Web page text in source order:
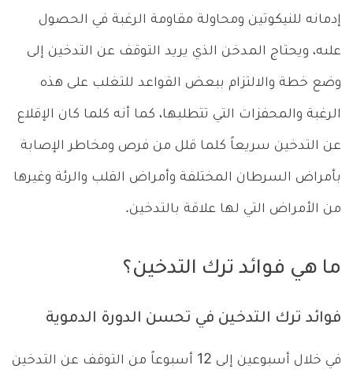
إدمانه للنيكوتين ومحاولة مقاومة الرغبة في الحصول
علىه، ويحتاج المدخن الذي يريد التوقف عن التدخين إلى
وضع خطة والالتزام ببعض القواعد للتغلب على هذه
الرغبة والمحفزات التي تتطلبها، كما أنه كلما كان الإقلاع
عن التدخين سريعاً كلما قلل من فرص ومخاطر الإصابة
بأمراض السرطان المختلفة وأمراض القلب والرئة وغيرها
من الأمراض التي لها علاقة بالتدخين.
ما هي فوائد ترك التدخين؟
فوائد ترك التدخين في تحسن الدورة الدموية
في خلال أسبوعين إلى 12 أسبوعاً من التوقف عن التدخين